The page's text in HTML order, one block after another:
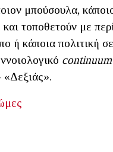
μπούσουλα,
τοποθετούν με
ή κάποια πολιτική
continuum
«Δεξιάς».